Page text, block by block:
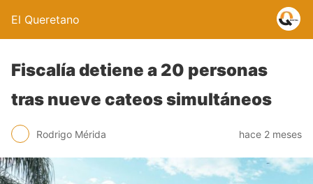
El Queretano
Fiscalía detiene a 20 personas
tras nueve cateos simultáneos
Rodrigo Mérida hace 2 meses